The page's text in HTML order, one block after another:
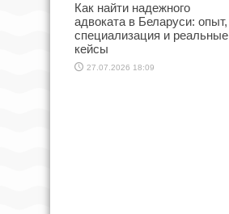
Как найти надежного
адвоката в Беларуси: опыт,
специализация и реальные
кейсы
27.07.2026 18:09